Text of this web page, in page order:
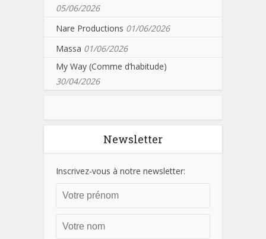
05/06/2026
Nare Productions 01/06/2026
Massa 01/06/2026
My Way (Comme d’habitude)
30/04/2026
Newsletter
Inscrivez-vous à notre newsletter: